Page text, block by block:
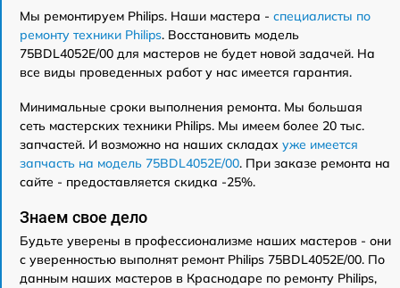
Мы ремонтируем Philips. Наши мастера - специалисты по
ремонту техники Philips. Восстановить модель
75BDL4052E/00 для мастеров не будет новой задачей. На
все виды проведенных работ у нас имеется гарантия.
Минимальные сроки выполнения ремонта. Мы большая
сеть мастерских техники Philips. Мы имеем более 20 тыс.
запчастей. И возможно на наших складах уже имеется
запчасть на модель 75BDL4052E/00. При заказе ремонта на
сайте - предоставляется скидка -25%.
Знаем свое дело
Будьте уверены в профессионализме наших мастеров - они
с уверенностью выполнят ремонт Philips 75BDL4052E/00. По
данным наших мастеров в Краснодаре по ремонту Philips,